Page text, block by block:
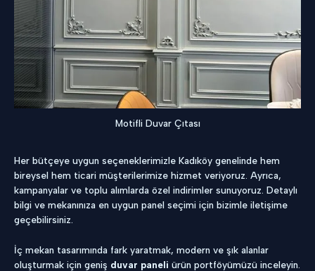
Motifli Duvar Çıtası
Her bütçeye uygun seçeneklerimizle Kadıköy genelinde hem
bireysel hem ticari müşterilerimize hizmet veriyoruz. Ayrıca,
kampanyalar ve toplu alımlarda özel indirimler sunuyoruz. Detaylı
bilgi ve mekanınıza en uygun panel seçimi için bizimle iletişime
geçebilirsiniz.
İç mekan tasarımında fark yaratmak, modern ve şık alanlar
oluşturmak için geniş duvar paneli ürün portföyümüzü inceleyin.